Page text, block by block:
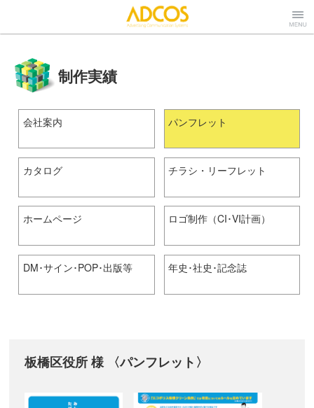
制作実績
会社案内 パンフレット
カタログ チラシ・リーフレット
ホームページ ロゴ制作（CI･VI計画）
DM･サイン･POP･出版等 年史･社史･記念誌
板橋区役所 様 〈パンフレット〉